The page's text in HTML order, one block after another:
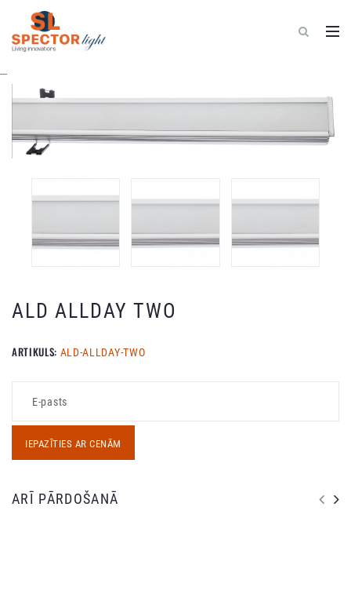
elektrīsko
vairumtirdzniecība
---
ALD ALLDAY TWO
ARTIKULS: ALD-ALLDAY-TWO
IEPAZĪTIES AR CENĀM
ARĪ PĀRDOŠANĀ